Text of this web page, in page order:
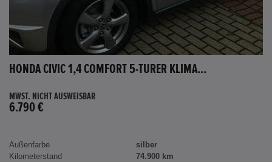
HONDA CIVIC 1,4 COMFORT 5-TÜRER KLIMA...
MWST. NICHT AUSWEISBAR
6.790 €
Außenfarbe
silber
Kilometerstand
74.900 km